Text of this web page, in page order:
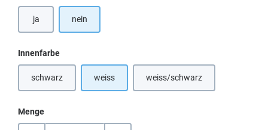
ja nein
Innenfarbeauswählen
schwarz(Diese Option ist zurzeit nicht verfügbar.)
weiss weiss/schwarz(Diese Option ist zurzeit
Menge